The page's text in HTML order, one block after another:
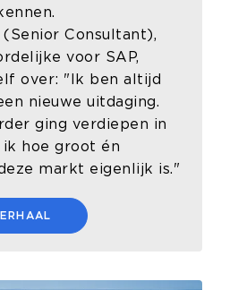
Consultant),
voor SAP,
over: "Ik ben altijd
nieuwe uitdaging.
ging verdiepen in
hoe groot én
markt eigenlijk is."